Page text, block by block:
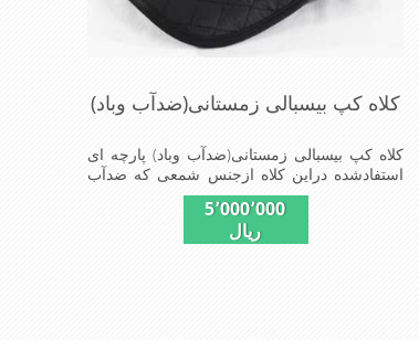
کلاه کپ بیسبالی زمستانی(ضدآب وباد)
کلاه کپ بیسبالی زمستانی(ضدآب وباد) پارچه ای
استفادشده دراین کلاه ازجنس شمعی که ضدآب
وباد=(Waterproof)است ازجنس شمعی برای
دوخت کاپشن بارانی استفاده می شودبا آستر
ضخیم که مناسب زمستان است این کلاه با بند
5٬000٬000
ریال